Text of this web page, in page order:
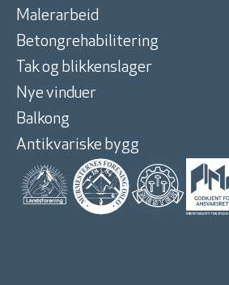
Malerarbeid
Betongrehabilitering
Tak og blikkenslager
Nye vinduer
Balkong
Antikvariske bygg